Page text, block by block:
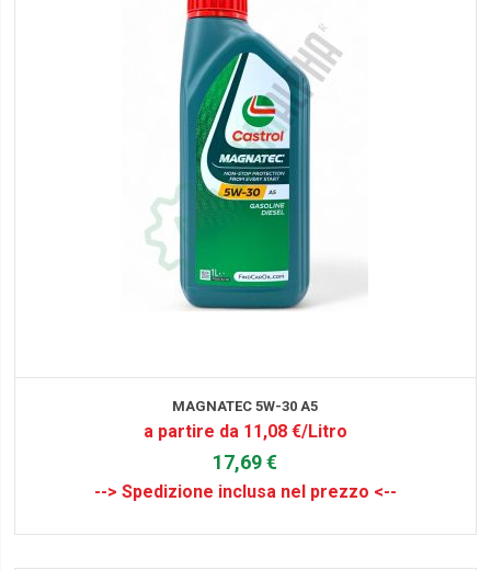
MAGNATEC 5W-30 A5
a partire da 11,08 €/Litro
17,69 €